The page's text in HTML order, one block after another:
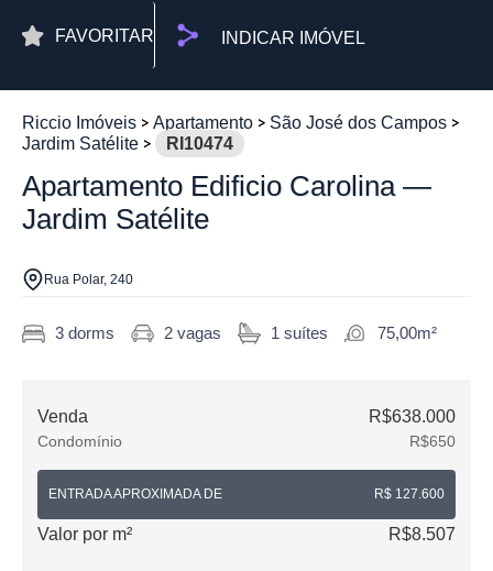
FAVORITAR INDICAR IMÓVEL
Riccio Imóveis Apartamento
São José dos Campos
Jardim Satélite
RI10474
Apartamento Edificio Carolina —
Jardim Satélite
Rua Polar, 240
3 dorms 2 vagas 1 suítes 75,00m²
Venda R$638.000
Condomínio R$650
ENTRADA APROXIMADA DE R$ 127.600
Valor por m² R$8.507